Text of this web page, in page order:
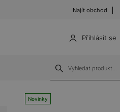
Najít obchod
Přihlásit se
Novinky